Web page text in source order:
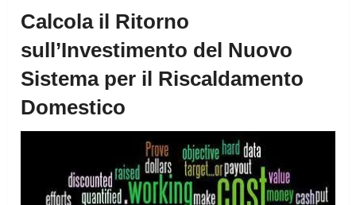
Calcola il Ritorno
sull’Investimento del Nuovo
Sistema per il Riscaldamento
Domestico